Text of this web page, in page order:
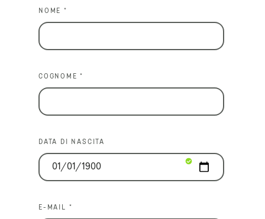
NOME *
COGNOME *
DATA DI NASCITA
E-MAIL *